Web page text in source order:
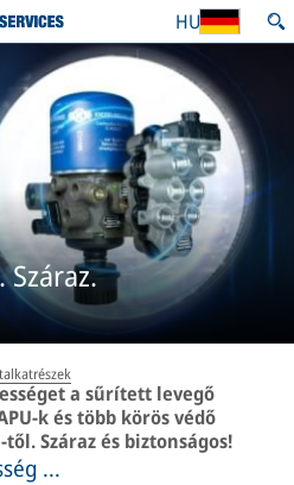
HU
Száraz.
a sűrített levegő
k és több körös védő
Száraz és biztonságos!
...